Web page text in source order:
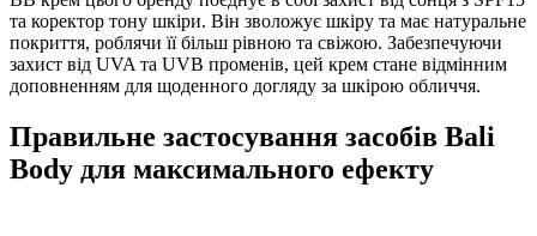
та коректор тону шкіри. Він зволожує шкіру та має натуральне
покриття, роблячи її більш рівною та свіжою. Забезпечуючи
захист від UVA та UVB променів, цей крем стане відмінним
доповненням для щоденного догляду за шкірою обличчя.
Правильне застосування засобів Bali
Body для максимального ефекту